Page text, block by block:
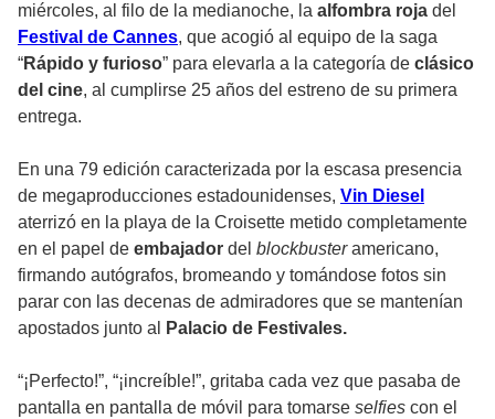
miércoles, al filo de la medianoche, la alfombra roja del
Festival de Cannes, que acogió al equipo de la saga
“Rápido y furioso” para elevarla a la categoría de clásico
del cine, al cumplirse 25 años del estreno de su primera
entrega.
En una 79 edición caracterizada por la escasa presencia
de megaproducciones estadounidenses, Vin Diesel
aterrizó en la playa de la Croisette metido completamente
en el papel de embajador del blockbusteramericano,
firmando autógrafos, bromeando y tomándose fotos sin
parar con las decenas de admiradores que se mantenían
apostados junto al
Palacio de Festivales.
“¡Perfecto!”, “¡increíble!”, gritaba cada vez que pasaba de
pantalla en pantalla de móvil para tomarse selfies con el